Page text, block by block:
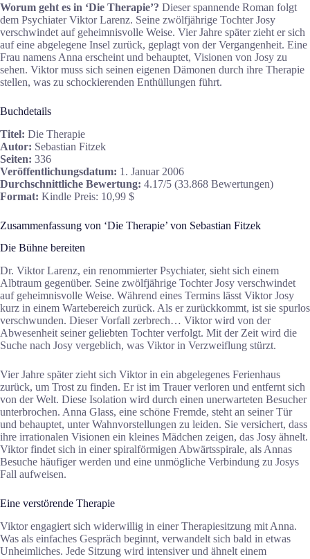
Worum geht es in ‘Die Therapie’? Dieser spannende Roman folgt
dem Psychiater Viktor Larenz. Seine zwölfjährige Tochter Josy
verschwindet auf geheimnisvolle Weise. Vier Jahre später zieht er sich
auf eine abgelegene Insel zurück, geplagt von der Vergangenheit. Eine
Frau namens Anna erscheint und behauptet, Visionen von Josy zu
sehen. Viktor muss sich seinen eigenen Dämonen durch ihre Therapie
stellen, was zu schockierenden Enthüllungen führt.
Buchdetails
Titel: Die Therapie
Autor: Sebastian Fitzek
Seiten: 336
Veröffentlichungsdatum: 1. Januar 2006
Durchschnittliche Bewertung: 4.17/5 (33.868 Bewertungen)
Format: Kindle Preis: 10,99 $
Zusammenfassung von ‘Die Therapie’ von Sebastian Fitzek
Die Bühne bereiten
Dr. Viktor Larenz, ein renommierter Psychiater, sieht sich einem
Albtraum gegenüber. Seine zwölfjährige Tochter Josy verschwindet
auf geheimnisvolle Weise. Während eines Termins lässt Viktor Josy
kurz in einem Wartebereich zurück. Als er zurückkommt, ist sie spurlos
verschwunden. Dieser Vorfall zerbrech… Viktor wird von der
Abwesenheit seiner geliebten Tochter verfolgt. Mit der Zeit wird die
Suche nach Josy vergeblich, was Viktor in Verzweiflung stürzt.
Vier Jahre später zieht sich Viktor in ein abgelegenes Ferienhaus
zurück, um Trost zu finden. Er ist im Trauer verloren und entfernt sich
von der Welt. Diese Isolation wird durch einen unerwarteten Besucher
unterbrochen. Anna Glass, eine schöne Fremde, steht an seiner Tür
und behauptet, unter Wahnvorstellungen zu leiden. Sie versichert, dass
ihre irrationalen Visionen ein kleines Mädchen zeigen, das Josy ähnelt.
Viktor findet sich in einer spiralförmigen Abwärtsspirale, als Annas
Besuche häufiger werden und eine unmögliche Verbindung zu Josys
Fall aufweisen.
Eine verstörende Therapie
Viktor engagiert sich widerwillig in einer Therapiesitzung mit Anna.
Was als einfaches Gespräch beginnt, verwandelt sich bald in etwas
Unheimliches. Jede Sitzung wird intensiver und ähnelt einem